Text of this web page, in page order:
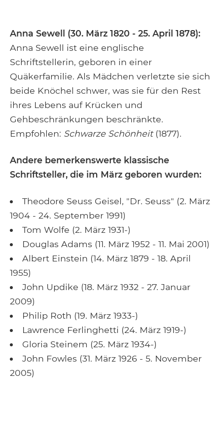
Anna Sewell (30. März 1820 - 25. April 1878):
Anna Sewell ist eine englische
Schriftstellerin, geboren in einer
Quäkerfamilie. Als Mädchen verletzte sie sich
beide Knöchel schwer, was sie für den Rest
ihres Lebens auf Krücken und
Gehbeschränkungen beschränkte.
Empfohlen: Schwarze Schönheit(1877).
Andere bemerkenswerte klassische
Schriftsteller, die im März geboren wurden:
Theodore Seuss Geisel, "Dr. Seuss" (2. März
1904 - 24. September 1991)
Tom Wolfe (2. März 1931-)
Douglas Adams (11. März 1952 - 11. Mai 2001)
Albert Einstein (14. März 1879 - 18. April
1955)
John Updike (18. März 1932 - 27. Januar
2009)
Philip Roth (19. März 1933-)
Lawrence Ferlinghetti (24. März 1919-)
Gloria Steinem (25. März 1934-)
John Fowles (31. März 1926 - 5. November
2005)